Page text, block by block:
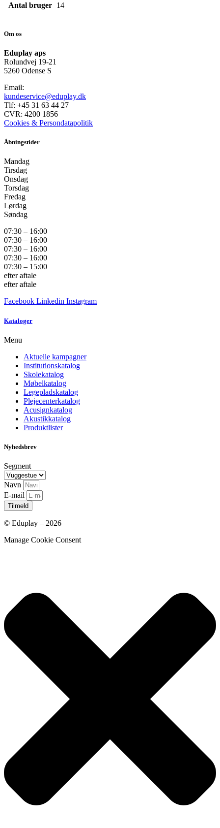
Antal bruger 14
Om os
Eduplay aps
Rolundvej 19-21
5260 Odense S
Email:
kundeservice@eduplay.dk
Tlf: +45 31 63 44 27
CVR: 4200 1856
Cookies & Persondatapolitik
Åbningstider
Mandag
Tirsdag
Onsdag
Torsdag
Fredag
Lørdag
Søndag
07:30 – 16:00
07:30 – 16:00
07:30 – 16:00
07:30 – 16:00
07:30 – 15:00
efter aftale
efter aftale
Facebook Linkedin Instagram
Kataloger
Menu
Aktuelle kampagner
Institutionskatalog
Skolekatalog
Møbelkatalog
Legepladskatalog
Plejecenterkatalog
Acusignkatalog
Akustikkatalog
Produktlister
Nyhedsbrev
Segment
Navn
E-mail
Tilmeld
© Eduplay – 2026
Manage Cookie Consent